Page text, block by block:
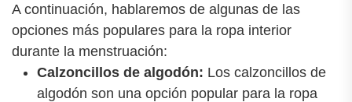
A continuación, hablaremos de algunas de las
opciones más populares para la ropa interior
durante la menstruación:
Calzoncillos de algodón: Los calzoncillos de
algodón son una opción popular para la ropa